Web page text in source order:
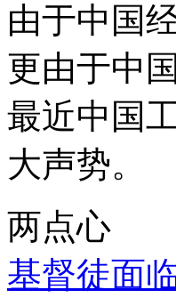
由于中国
更由于中
最近中国
大声势。
两点心
基督徒面